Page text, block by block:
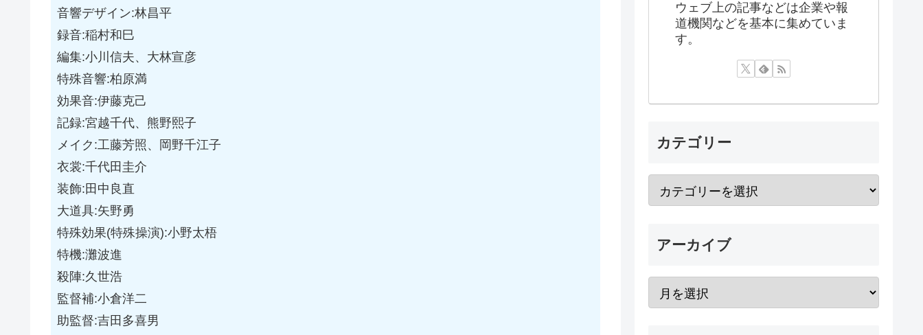
音響デザイン:林昌平
録音:稲村和巳
編集:小川信夫、大林宣彦
特殊音響:柏原満
効果音:伊藤克己
記録:宮越千代、熊野熙子
メイク:工藤芳照、岡野千江子
衣裳:千代田圭介
装飾:田中良直
大道具:矢野勇
特殊効果(特殊操演):小野太梧
特機:灘波進
殺陣:久世浩
監督補:小倉洋二
助監督:吉田多喜男
ウェブ上の記事などは企業や報
道機関などを基本に集めていま
す。
カテゴリー
アーカイブ